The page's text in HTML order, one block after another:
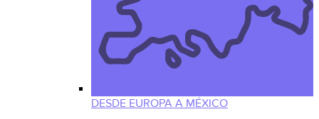
DESDE EUROPA A MÉXICO